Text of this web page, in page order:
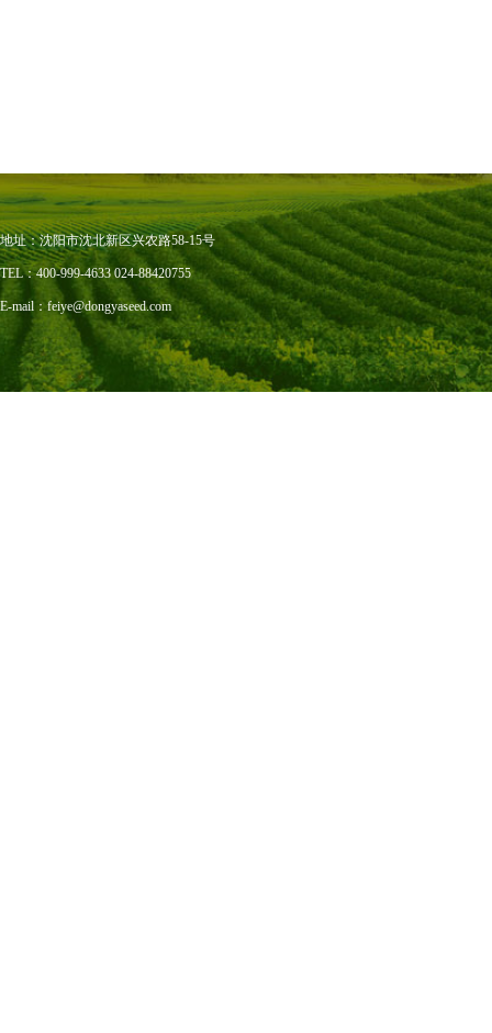
地址：沈阳市沈北新区兴农路58-15号
TEL：400-999-4633 024-88420755
E-mail：feiye@dongyaseed.com